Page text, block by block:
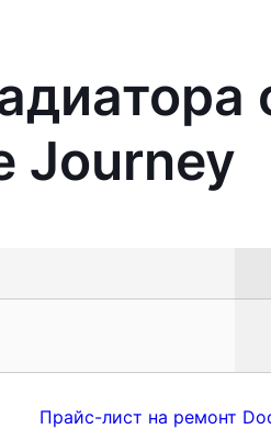
Journey
Прайс-лист на ремонт